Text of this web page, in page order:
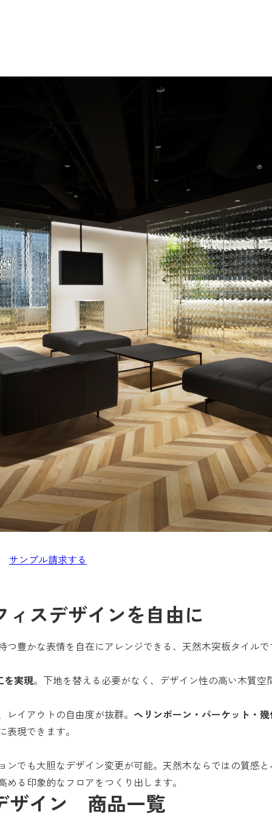
壁・天井材
よくあるご質問
サンプル請求する
スデザインを自由に
豊かな表情を自在にアレンジできる、天然木突板タイル
を実現。下地を替える必要がなく、デザイン性の高い木質空
イアウトの自由度が抜群。 ヘリンボーン・パーケット・
現できます。
でも大胆なデザイン変更が可能。天然木ならではの質感
る印象的なフロアをつくり出します。
ザイン 商品一覧